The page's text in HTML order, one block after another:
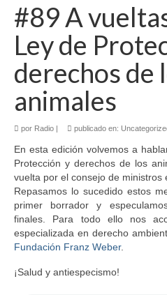
#89 A
Ley de
derechos de
animales
por Radio | publicado en:
En esta edición volvemos a
Protección y derechos de los
vuelta por el consejo de ministros
Repasamos lo sucedido estos
primer borrador y
finales. Para todo ello nos
especializada en derecho
Fundación Franz Weber.
¡Salud y antiespecismo!